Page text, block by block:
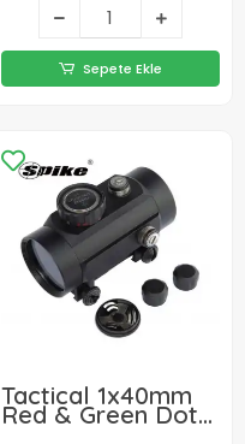
Sepete Ekle
Tactical 1x40mm
Red & Green Dot
Sight - Geniş Görüş